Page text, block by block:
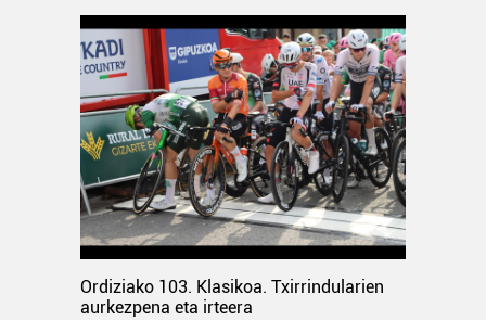
Ordiziako 103. Klasikoa. Txirrindularien
aurkezpena eta irteera